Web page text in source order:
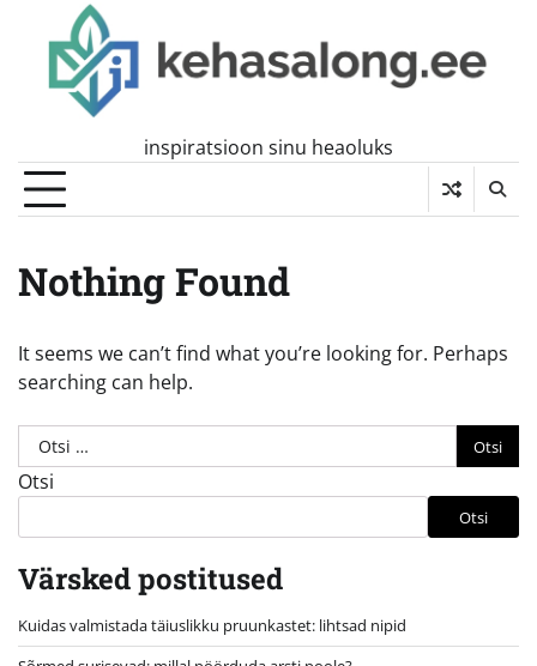
content
inspiratsioon sinu heaoluks
Nothing Found
It seems we can’t find what you’re looking for. Perhaps
searching can help.
Otsi:
Otsi
Otsi
Värsked postitused
Kuidas valmistada täiuslikku pruunkastet: lihtsad nipid